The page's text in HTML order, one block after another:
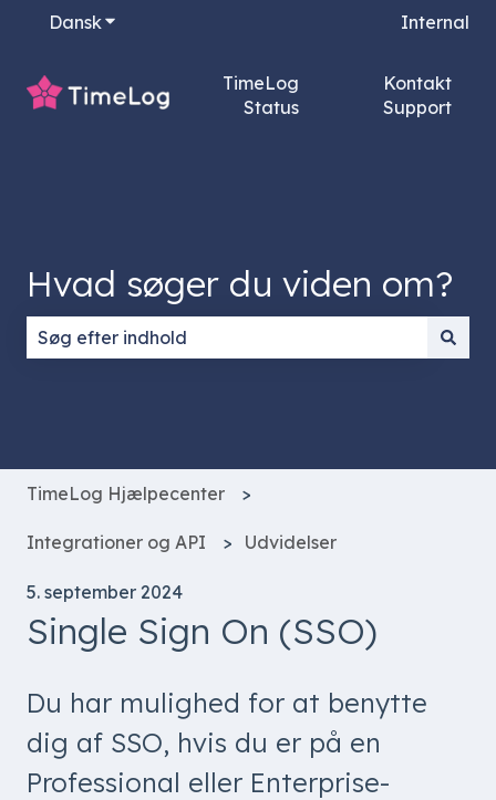
DanskVis undermenu for oversættelser Internal
TimeLog
Status
Kontakt
Support
Hvad søger du viden om?
TimeLog Hjælpecenter
Integrationer og API Udvidelser
5. september 2024
Single Sign On (SSO)
Du har mulighed for at benytte
dig af SSO, hvis du er på en
Professional eller Enterprise-